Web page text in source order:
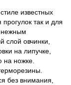
известных
так и для
нежным
слой овчинки,
на липучке,
на ножке.
без внимания,